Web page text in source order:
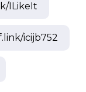
ILikeIt
icijb752